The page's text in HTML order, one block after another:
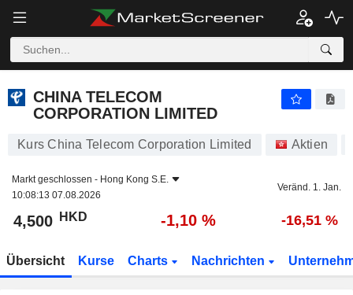
CHINA TELECOM
CORPORATION LIMITED
Kurs China Telecom Corporation Limited Aktien
Markt geschlossen - Hong Kong S.E.
10:08:13 07.08.2026
Veränd. 1. Jan.
4,500 HKD -1,10 % -16,51 %
Übersicht Kurse Charts Nachrichten